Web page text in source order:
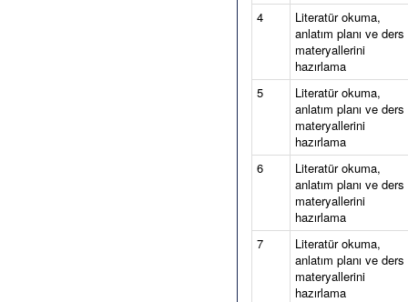
4
Literatür okuma,
anlatım planı ve ders
materyallerini
hazırlama
5
Literatür okuma,
anlatım planı ve ders
materyallerini
hazırlama
6
Literatür okuma,
anlatım planı ve ders
materyallerini
hazırlama
7
Literatür okuma,
anlatım planı ve ders
materyallerini
hazırlama